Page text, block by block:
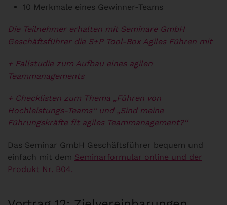
10 Merkmale eines Gewinner-Teams
Die Teilnehmer erhalten mit Seminare GmbH
Geschäftsführer die S+P Tool-Box Agiles Führen mit
+ Fallstudie zum Aufbau eines agilen
Teammanagements
+ Checklisten zum Thema „Führen von
Hochleistungs-Teams‘‘ und „Sind meine
Führungskräfte fit agiles Teammanagement?‘‘
Das Seminar GmbH Geschäftsführer bequem und
einfach mit dem Seminarformular online und der
Produkt Nr. B04.